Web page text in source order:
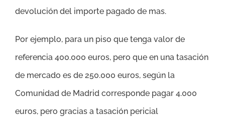
devolución del importe pagado de mas.
Por ejemplo, para un piso que tenga valor de
referencia 400.000 euros, pero que en una tasación
de mercado es de 250.000 euros, según la
Comunidad de Madrid corresponde pagar 4.000
euros, pero gracias a tasación pericial